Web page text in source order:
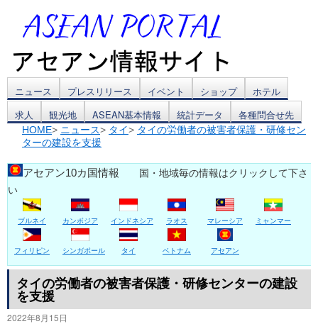
コ
ン
ン
ツ
へ
ス
キ
ッ
ニュース プレスリリース イベント ショップ
ホテル
求人
観光地 ASEAN基本情報 統計データ 各種問合せ先
HOME> ニュース> タイ> タイの労働者の被害者保護・研修セン
ターの建設を支援
アセアン10カ国情報 国・地域毎の情報はクリックして下さ
い
ブルネイ カンボジア インドネシア ラオス マレーシア ミャンマー
フィリピン シンガポール タイ ベトナム アセアン
タイの労働者の被害者保護・研修センターの建設
を支援
2022年8月15日